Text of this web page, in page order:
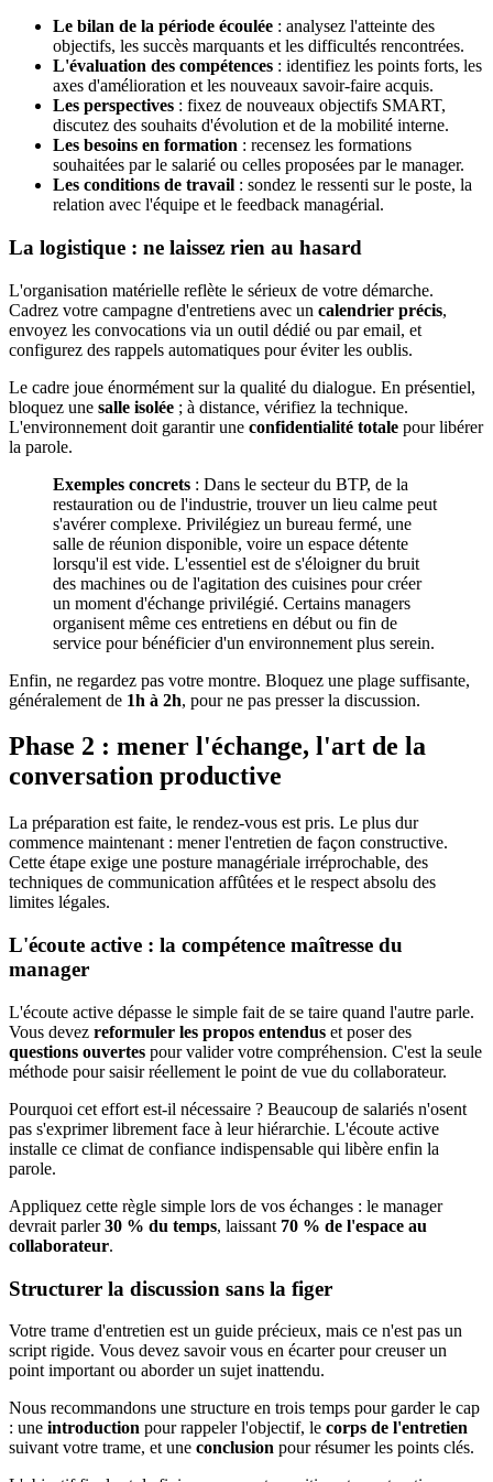
Le bilan de la période écoulée : analysez l'atteinte des
objectifs, les succès marquants et les difficultés rencontrées.
L'évaluation des compétences : identifiez les points forts, les
axes d'amélioration et les nouveaux savoir-faire acquis.
Les perspectives : fixez de nouveaux objectifs SMART,
discutez des souhaits d'évolution et de la mobilité interne.
Les besoins en formation : recensez les formations
souhaitées par le salarié ou celles proposées par le manager.
Les conditions de travail : sondez le ressenti sur le poste, la
relation avec l'équipe et le feedback managérial.
La logistique : ne laissez rien au hasard
L'organisation matérielle reflète le sérieux de votre démarche.
Cadrez votre campagne d'entretiens avec un calendrier précis,
envoyez les convocations via un outil dédié ou par email, et
configurez des rappels automatiques pour éviter les oublis.
Le cadre joue énormément sur la qualité du dialogue. En présentiel,
bloquez une salle isolée ; à distance, vérifiez la technique.
L'environnement doit garantir une confidentialité totale pour libérer
la parole.
Exemples concrets : Dans le secteur du BTP, de la
restauration ou de l'industrie, trouver un lieu calme peut
s'avérer complexe. Privilégiez un bureau fermé, une
salle de réunion disponible, voire un espace détente
lorsqu'il est vide. L'essentiel est de s'éloigner du bruit
des machines ou de l'agitation des cuisines pour créer
un moment d'échange privilégié. Certains managers
organisent même ces entretiens en début ou fin de
service pour bénéficier d'un environnement plus serein.
Enfin, ne regardez pas votre montre. Bloquez une plage suffisante,
généralement de 1h à 2h, pour ne pas presser la discussion.
Phase 2 : mener l'échange, l'art de la
conversation productive
La préparation est faite, le rendez-vous est pris. Le plus dur
commence maintenant : mener l'entretien de façon constructive.
Cette étape exige une posture managériale irréprochable, des
techniques de communication affûtées et le respect absolu des
limites légales.
L'écoute active : la compétence maîtresse du
manager
L'écoute active dépasse le simple fait de se taire quand l'autre parle.
Vous devez reformuler les propos entendus et poser des
questions ouvertes pour valider votre compréhension. C'est la seule
méthode pour saisir réellement le point de vue du collaborateur.
Pourquoi cet effort est-il nécessaire ? Beaucoup de salariés n'osent
pas s'exprimer librement face à leur hiérarchie. L'écoute active
installe ce climat de confiance indispensable qui libère enfin la
parole.
Appliquez cette règle simple lors de vos échanges : le manager
devrait parler30 % du temps, laissant 70 % de l'espace au
collaborateur.
Structurer la discussion sans la figer
Votre trame d'entretien est un guide précieux, mais ce n'est pas un
script rigide. Vous devez savoir vous en écarter pour creuser un
point important ou aborder un sujet inattendu.
Nous recommandons une structure en trois temps pour garder le cap
: une introduction pour rappeler l'objectif, le corps de l'entretien
suivant votre trame, et une conclusion pour résumer les points clés.